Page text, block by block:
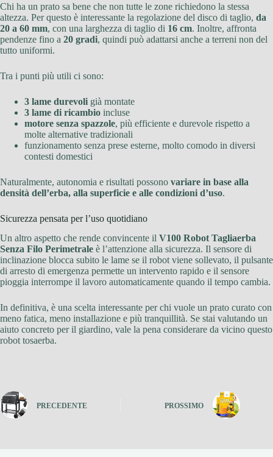
Chi ha un prato sa bene che non tutte le zone richiedono la stessa
altezza. Per questo è interessante la regolazione del disco di taglio, da
20 a 60 mm, con una larghezza di taglio di 16 cm. Inoltre, affronta
pendenze fino a 20 gradi, quindi può adattarsi anche a terreni non del
tutto uniformi.
Tra i punti più utili ci sono:
3 lame durevoli già montate
3 lame di ricambio incluse
motore senza spazzole, più efficiente e durevole rispetto a
molte alternative tradizionali
funzionamento senza prese esterne, molto comodo in diversi
contesti domestici
Naturalmente, autonomia e risultati possono variare in base alla
densità dell’erba, alla superficie e alle condizioni d’uso.
Sicurezza pensata per l’uso quotidiano
Un altro aspetto che rende convincente il V100 Robot Tagliaerba
Senza Filo Perimetrale è l’attenzione alla sicurezza. Il sensore di
inclinazione blocca subito le lame se il robot viene sollevato, il pulsante
di arresto di emergenza permette un intervento rapido e il sensore
pioggia interrompe il lavoro automaticamente quando il tempo cambia.
In definitiva, è una scelta interessante per chi vuole un prato curato con
meno fatica, meno installazione e più tranquillità. Se stai valutando un
aiuto concreto per il giardino, vale la pena considerare da vicino questo
robot tosaerba.
PRECEDENTE PROSSIMO